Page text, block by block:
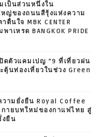
เป็นส่วนหนึ่งใน
ญ่ของถนนสีรุ้งแห่งความ
นใจ MBK CENTER
พาเหรด BANGKOK PRIDE
ตัวแคมเปญ “9 ที่เที่ยวฝน
นท่องเที่ยวในช่วง Green
วามยั่งยืน Royal Coffee
กายบทใหม่ของกาแฟไทย สู่
งยืน